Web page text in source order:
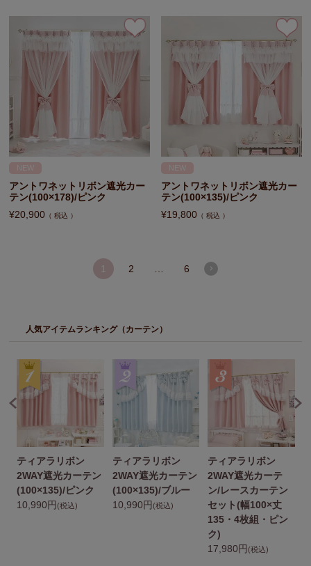
NEW
アントワネットリボン遮光カー
テン(100×178)/ピンク
¥20,900 税込
NEW
アントワネットリボン遮光カー
テン(100×135)/ピンク
¥19,800 税込
1 2 6
人気アイテムランキング（カーテン）
ティアラリボン
2WAY遮光カーテン
(100×135)/ピンク
10,990円 (税込)
ティアラリボン
2WAY遮光カーテン
(100×135)/ブルー
10,990円 (税込)
ティアラリボン
2WAY遮光カーテ
ン/レースカーテン
セット(幅100×丈
135・4枚組・ピン
ク)
17,980円(税込)